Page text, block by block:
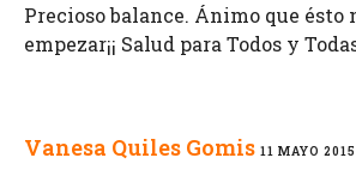
Precioso balance. Ánimo que ésto
empezar¡¡ Salud para Todos y
Vanesa Quiles Gomis 11 MAYO 2015